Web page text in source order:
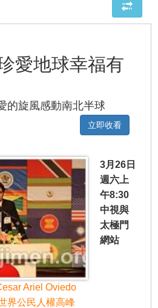
愛地球幸福有
的旋風感動南北半球
立即收看
Ariel Oviedo
界公民人權高峰
3月26日
週六上
午8:30
中視與
太極門
網站